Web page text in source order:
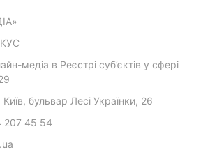
медіа в Реєстрі суб’єктів у сфері
бульвар Лесі Українки, 26
207 45 54